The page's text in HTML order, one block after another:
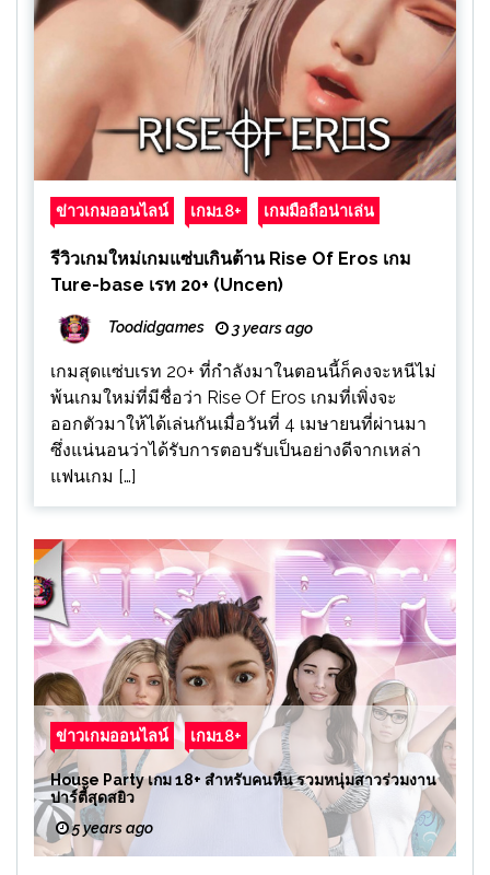
ข่าวเกมออนไลน์ เกม18+ เกมมือถือน่าเล่น
รีวิวเกมใหม่เกมแซ่บเกินต้าน Rise Of Eros เกม
Ture-base เรท 20+ (Uncen)
Toodidgames 3 years ago
เกมสุดแซ่บเรท 20+ ที่กำลังมาในตอนนี้ก็คงจะหนีไม่
พ้นเกมใหม่ที่มีชื่อว่า Rise Of Eros เกมที่เพิ่งจะ
ออกตัวมาให้ได้เล่นกันเมื่อวันที่ 4 เมษายนที่ผ่านมา
ซึ่งแน่นอนว่าได้รับการตอบรับเป็นอย่างดีจากเหล่า
แฟนเกม […]
ข่าวเกมออนไลน์ เกม18+
House Party เกม 18+ สำหรับคนหื่น รวมหนุ่มสาวร่วมงาน
ปาร์ตี้สุดสยิว
5 years ago